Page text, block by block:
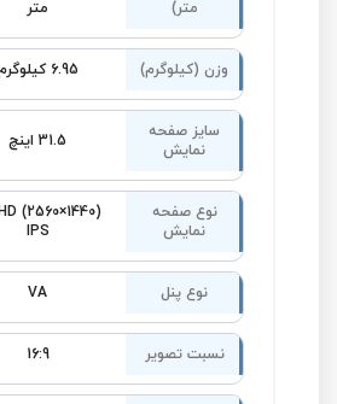
متر) متر
وزن (کیلوگرم) 6.95 کیلوگرم
سایز صفحه
نمایش
31.5 اینچ
نوع صفحه
نمایش
(2560×1440)
IPS
نوع پنل VA
نسبت تصویر 16:9